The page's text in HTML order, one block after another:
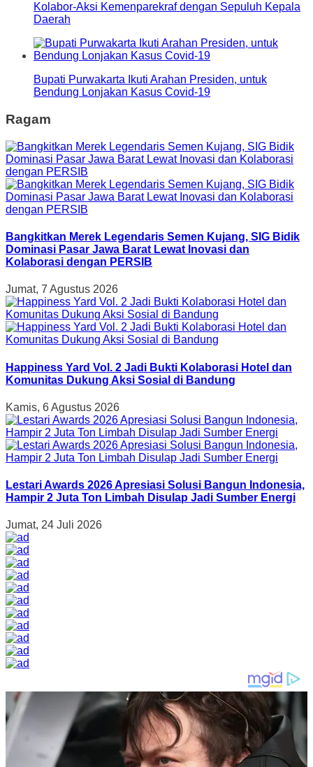
Kolabor-Aksi Kemenparekraf dengan Sepuluh Kepala
Daerah
Bupati Purwakarta Ikuti Arahan Presiden, untuk
Bendung Lonjakan Kasus Covid-19
Ragam
Bangkitkan Merek Legendaris Semen Kujang, SIG Bidik
Dominasi Pasar Jawa Barat Lewat Inovasi dan
Kolaborasi dengan PERSIB
Jumat, 7 Agustus 2026
Happiness Yard Vol. 2 Jadi Bukti Kolaborasi Hotel dan
Komunitas Dukung Aksi Sosial di Bandung
Kamis, 6 Agustus 2026
Lestari Awards 2026 Apresiasi Solusi Bangun Indonesia,
Hampir 2 Juta Ton Limbah Disulap Jadi Sumber Energi
Jumat, 24 Juli 2026